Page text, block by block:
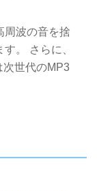
周波の音を捨
。 さらに、
次世代のMP3